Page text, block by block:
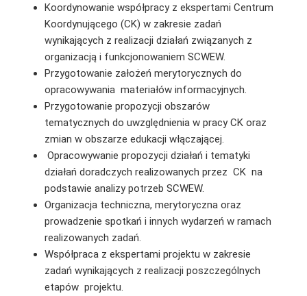
Koordynowanie współpracy z ekspertami Centrum
Koordynującego (CK) w zakresie zadań
wynikających z realizacji działań związanych z
organizacją i funkcjonowaniem SCWEW.
Przygotowanie założeń merytorycznych do
opracowywania materiałów informacyjnych.
Przygotowanie propozycji obszarów
tematycznych do uwzględnienia w pracy CK oraz
zmian w obszarze edukacji włączającej.
Opracowywanie propozycji działań i tematyki
działań doradczych realizowanych przez CK na
podstawie analizy potrzeb SCWEW.
Organizacja techniczna, merytoryczna oraz
prowadzenie spotkań i innych wydarzeń w ramach
realizowanych zadań.
Współpraca z ekspertami projektu w zakresie
zadań wynikających z realizacji poszczególnych
etapów projektu.